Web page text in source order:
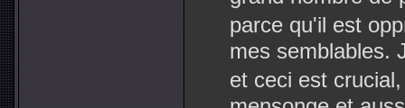
parce qu'il est
mes semblables.
et ceci est